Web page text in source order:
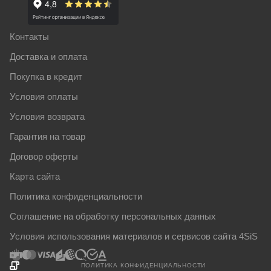
Контакты
Доставка и оплата
Покупка в кредит
Условия оплаты
Условия возврата
Гарантия на товар
Договор оферты
Карта сайта
Политика конфиденциальности
Соглашение на обработку персональных данных
Условия использования материалов и сервисов сайта 4SiS
ПОЛИТИКА КОНФИДЕНЦИАЛЬНОСТИ